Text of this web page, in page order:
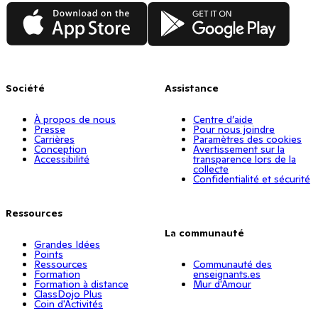
App Store Google Play
Société
À propos de nous
Presse
Carrières
Conception
Accessibilité
Ressources
Grandes Idées
Points
Ressources
Formation
Formation à distance
ClassDojo Plus
Coin d'Activités
Assistance
Centre d’aide
Pour nous joindre
Paramètres des cookies
Avertissement sur la
transparence lors de la
collecte
Confidentialité et sécurité
La communauté
Communauté des
enseignants.es
Mur d'Amour